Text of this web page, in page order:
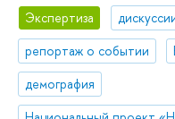
Экспертиза
репортаж о событии
демография